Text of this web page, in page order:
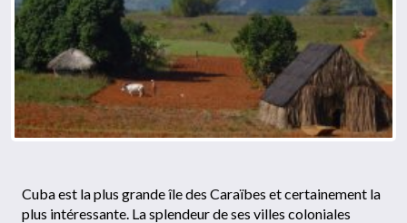
Cuba est la plus grande île des Caraïbes et certainement la
plus intéressante. La splendeur de ses villes coloniales